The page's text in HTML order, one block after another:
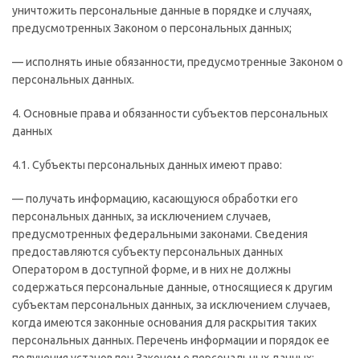
уничтожить персональные данные в порядке и случаях,
предусмотренных Законом о персональных данных;
— исполнять иные обязанности, предусмотренные Законом о
персональных данных.
4. Основные права и обязанности субъектов персональных
данных
4.1. Субъекты персональных данных имеют право:
— получать информацию, касающуюся обработки его
персональных данных, за исключением случаев,
предусмотренных федеральными законами. Сведения
предоставляются субъекту персональных данных
Оператором в доступной форме, и в них не должны
содержаться персональные данные, относящиеся к другим
субъектам персональных данных, за исключением случаев,
когда имеются законные основания для раскрытия таких
персональных данных. Перечень информации и порядок ее